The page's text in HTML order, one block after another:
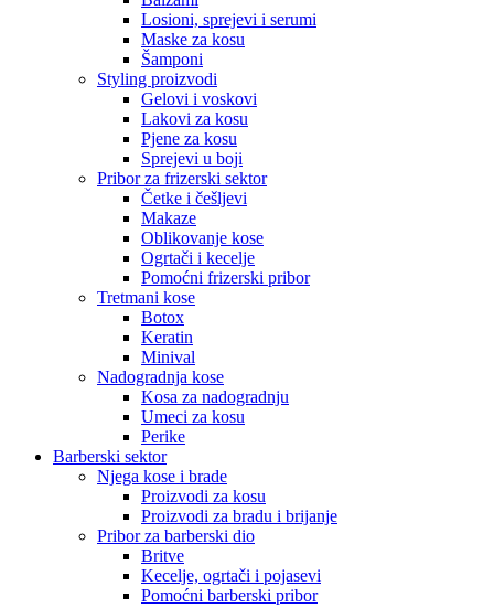
Losioni, sprejevi i serumi
Maske za kosu
Šamponi
Styling proizvodi
Gelovi i voskovi
Lakovi za kosu
Pjene za kosu
Sprejevi u boji
Pribor za frizerski sektor
Četke i češljevi
Makaze
Oblikovanje kose
Ogrtači i kecelje
Pomoćni frizerski pribor
Tretmani kose
Botox
Keratin
Minival
Nadogradnja kose
Kosa za nadogradnju
Umeci za kosu
Perike
Barberski sektor
Njega kose i brade
Proizvodi za kosu
Proizvodi za bradu i brijanje
Pribor za barberski dio
Britve
Kecelje, ogrtači i pojasevi
Pomoćni barberski pribor